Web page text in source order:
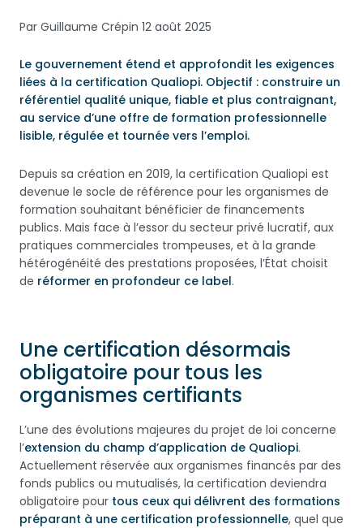
Par Guillaume Crépin 12 août 2025
Le gouvernement étend et approfondit les exigences
liées à la certification Qualiopi. Objectif : construire un
référentiel qualité unique, fiable et plus contraignant,
au service d’une offre de formation professionnelle
lisible, régulée et tournée vers l’emploi.
Depuis sa création en 2019, la certification Qualiopi est
devenue le socle de référence pour les organismes de
formation souhaitant bénéficier de financements
publics. Mais face à l’essor du secteur privé lucratif, aux
pratiques commerciales trompeuses, et à la grande
hétérogénéité des prestations proposées, l’État choisit
de réformer en profondeur ce label.
Une certification désormais
obligatoire pour tous les
organismes certifiants
L’une des évolutions majeures du projet de loi concerne
l’extension du champ d’application de Qualiopi.
Actuellement réservée aux organismes financés par des
fonds publics ou mutualisés, la certification deviendra
obligatoire pour tous ceux qui délivrent des formations
préparant à une certification professionnelle, quel que